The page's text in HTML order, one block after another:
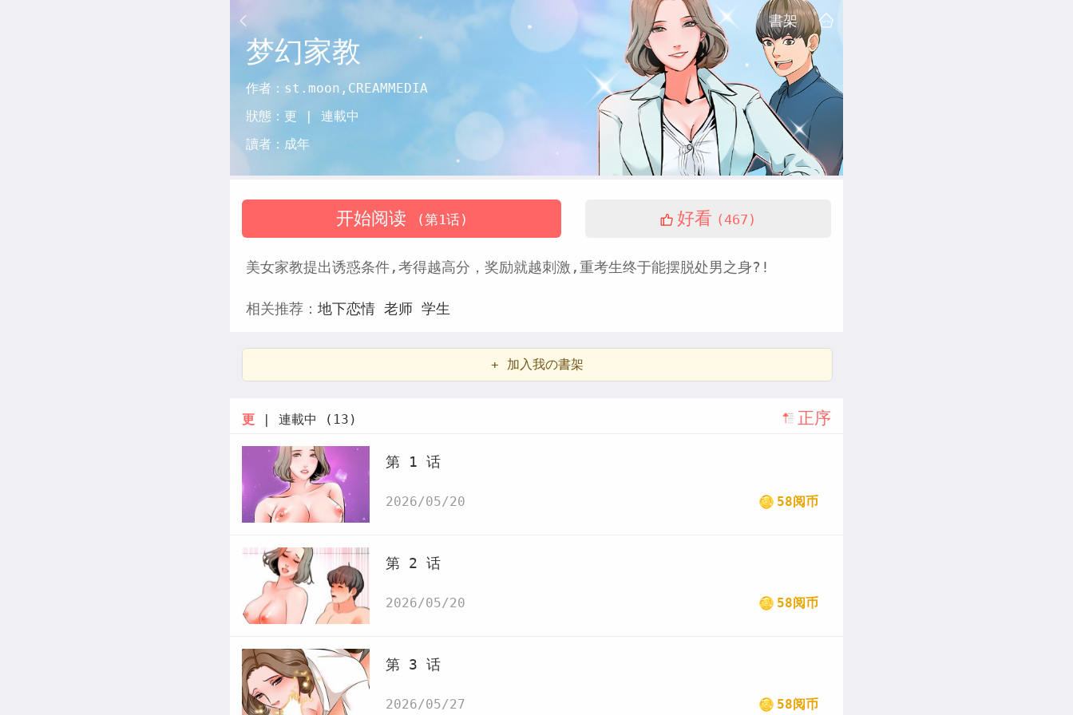
書架
梦幻家教
作者： st.moon,CREAMMEDIA
狀態： 更 | 連載中
讀者： 成年
开始阅读 (第1话) 好看 (467)
美女家教提出诱惑条件,考得越高分，奖励就越刺激,重考生终于能摆脱处男之身?!
相关推荐： 地下恋情 老师 学生
+ 加入我の書架
更 | 連載中 (13) 正序
第 1 话
2026/05/20 58阅币
第 2 话
2026/05/20 58阅币
第 3 话
2026/05/27 58阅币